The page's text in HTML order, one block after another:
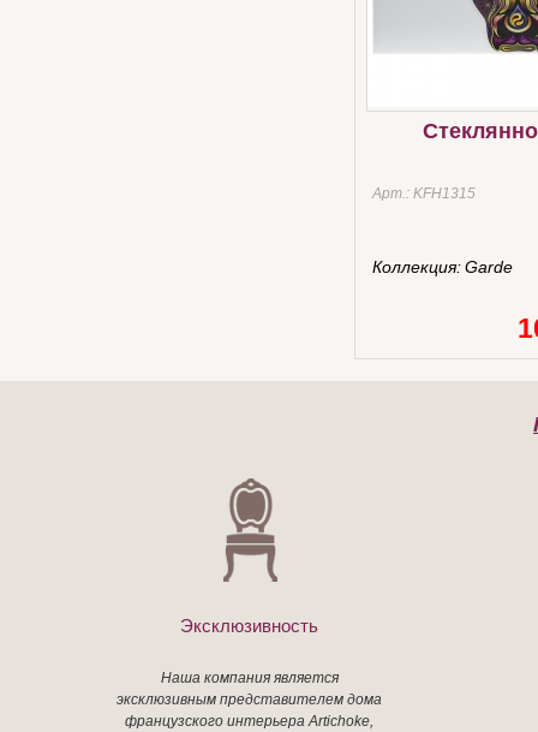
Арт.: KFH1315
Коллекция:Garde
Эксклюзивность
Наша компания является
эксклюзивным представителем дома
французского интерьера Artichoke,